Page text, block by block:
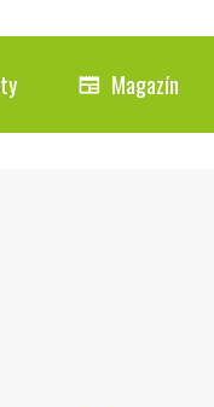
newspaper Magazín